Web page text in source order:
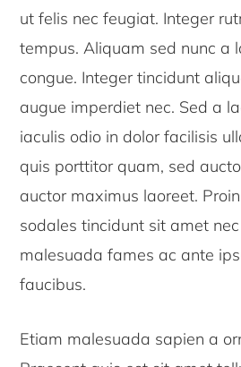
ut felis nec feugiat. Integer
tempus. Aliquam sed nunc a
congue. Integer tincidunt
augue imperdiet nec. Sed a
iaculis odio in dolor facilisis
quis porttitor quam, sed
auctor maximus laoreet.
sodales tincidunt sit amet
malesuada fames ac ante
faucibus.
Etiam malesuada sapien a